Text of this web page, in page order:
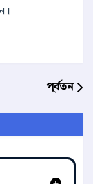
পূর্বতন